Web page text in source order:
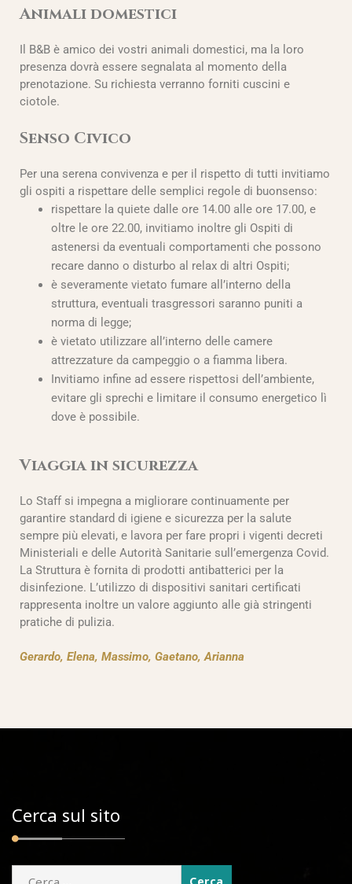
Animali domestici
Il B&B è amico dei vostri animali domestici, ma la loro
presenza dovrà essere segnalata al momento della
prenotazione. Su richiesta verranno forniti cuscini e
ciotole.
Senso Civico
Per una serena convivenza e per il rispetto di tutti invitiamo
gli ospiti a rispettare delle semplici regole di buonsenso:
rispettare la quiete dalle ore 14.00 alle ore 17.00, e
oltre le ore 22.00, invitiamo inoltre gli Ospiti di
astenersi da eventuali comportamenti che possono
recare danno o disturbo al relax di altri Ospiti;
è severamente vietato fumare all’interno della
struttura, eventuali trasgressori saranno puniti a
norma di legge;
è vietato utilizzare all’interno delle camere
attrezzature da campeggio o a fiamma libera.
Invitiamo infine ad essere rispettosi dell’ambiente,
evitare gli sprechi e limitare il consumo energetico lì
dove è possibile.
Viaggia in sicurezza
Lo Staff si impegna a migliorare continuamente per
garantire standard di igiene e sicurezza per la salute
sempre più elevati, e lavora per fare propri i vigenti decreti
Ministeriali e delle Autorità Sanitarie sull’emergenza Covid.
La Struttura è fornita di prodotti antibatterici per la
disinfezione. L’utilizzo di dispositivi sanitari certificati
rappresenta inoltre un valore aggiunto alle già stringenti
pratiche di pulizia.
Gerardo, Elena, Massimo, Gaetano, Arianna
Cerca sul sito